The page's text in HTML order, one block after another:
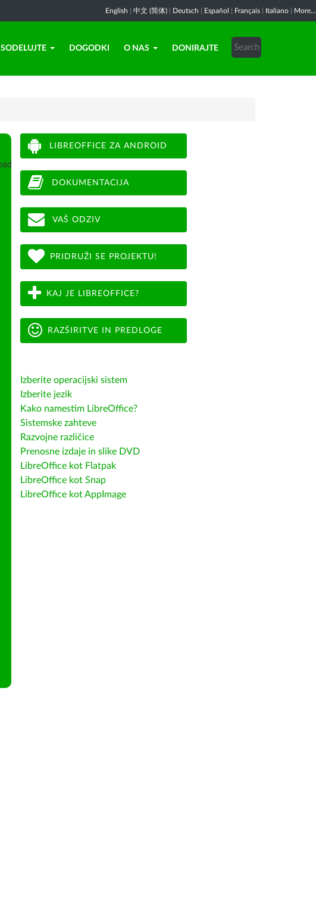
English 中文 (简体) Deutsch Español Français Italiano More...
SODELUJTE DOGODKI O NAS DONIRAJTE
LIBREOFFICE ZA ANDROID
DOKUMENTACIJA
VAŠ ODZIV
PRIDRUŽI SE PROJEKTU!
KAJ JE LIBREOFFICE?
RAZŠIRITVE IN PREDLOGE
Izberite operacijski sistem
Izberite jezik
Kako namestim LibreOffice?
Sistemske zahteve
Razvojne različice
Prenosne izdaje in slike DVD
LibreOffice kot Flatpak
LibreOffice kot Snap
LibreOffice kot AppImage